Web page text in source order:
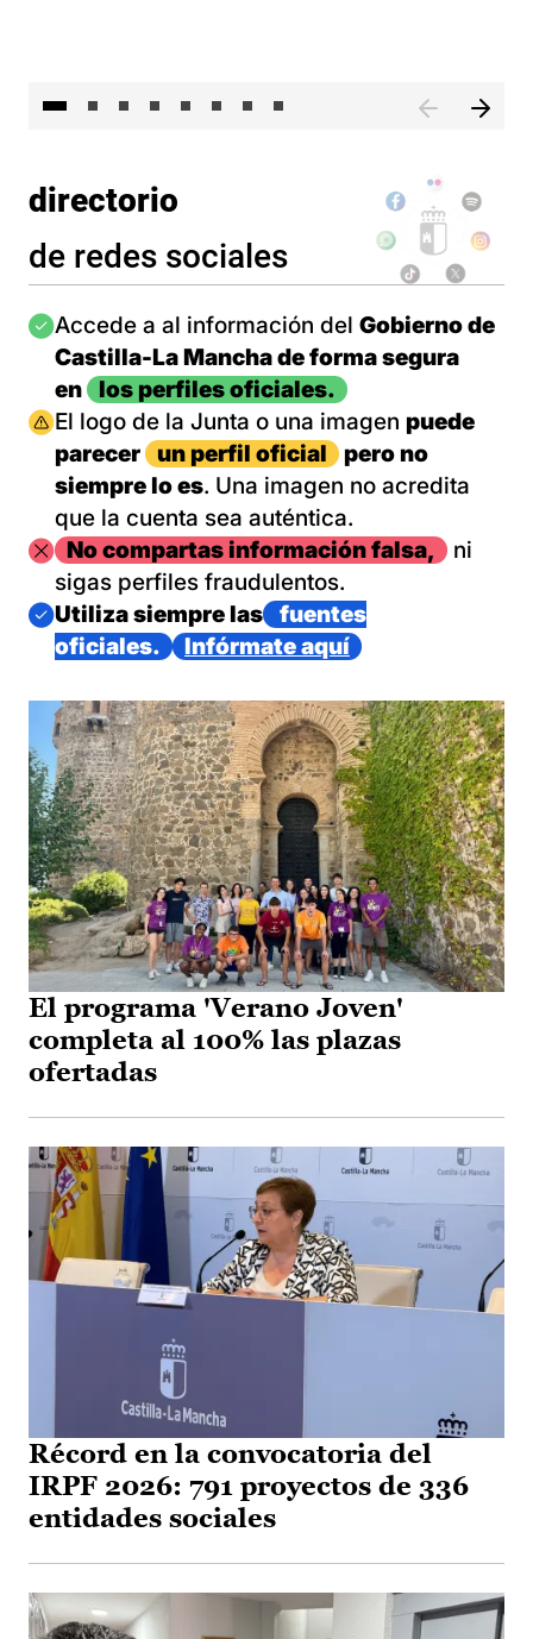
directorio
de redes sociales
Imagen
Accede a al información del Gobierno de
Castilla-La Mancha de forma segura
en
los perfiles oficiales.
Imagen
El logo de la Junta o una imagen puede
parecer
un perfil oficial
pero no
siempre lo es. Una imagen no acredita
que la cuenta sea auténtica.
ImagenNo compartas información falsa,
ni
sigas perfiles fraudulentos.
Imagen
Utiliza siempre las
fuentes
oficiales.
Infórmate aquí
El programa 'Verano Joven'
completa al 100% las plazas
ofertadas
Récord en la convocatoria del
IRPF 2026: 791 proyectos de 336
entidades sociales